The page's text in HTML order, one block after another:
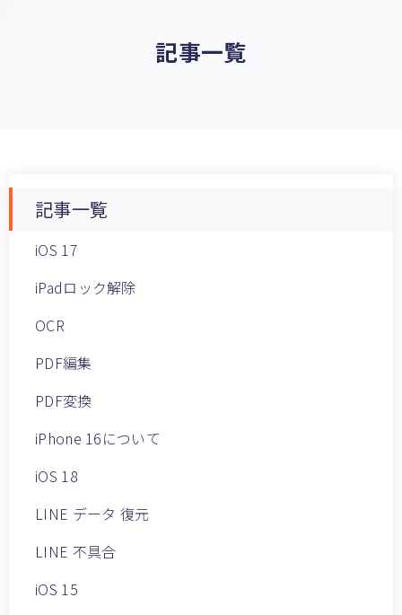
記事一覧
記事一覧
iOS 17
iPadロック解除
OCR
PDF編集
PDF変換
iPhone 16について
iOS 18
LINE データ 復元
LINE 不具合
iOS 15